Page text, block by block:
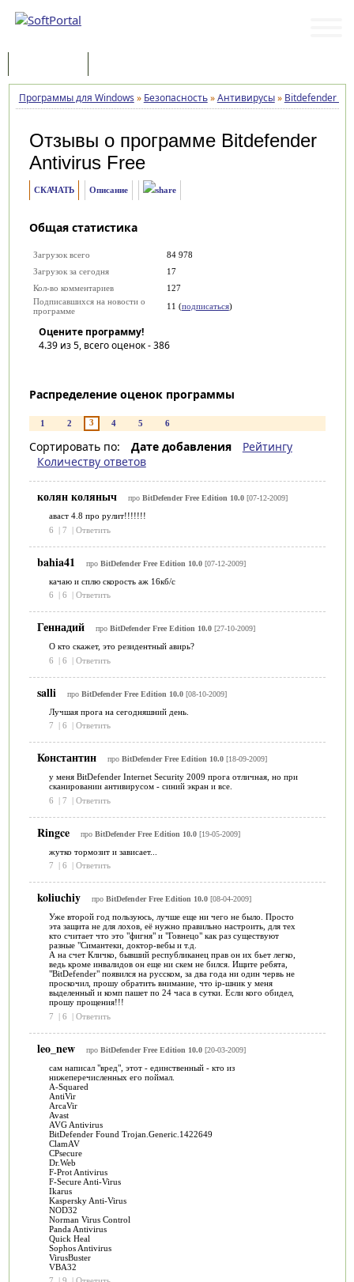
Программы для Windows » Безопасность»Антивирусы» Bitdefender
Отзывы о программе Bitdefender
Antivirus Free
СКАЧАТЬ Описание
Общая статистика
Загрузок всего
84 978
Загрузок за сегодня
17
Кол-во комментариев
127
Подписавшихся на новости о
программе
11 (подписаться)
Оцените программу!
4.39из 5, всего оценок -386
Распределение оценок программы
1 2 3 4 5 6
Сортировать по: Дате добавления
Рейтингу
Количеству ответов
колян коляныч про BitDefender Free Edition 10.0[07-12-2009]
аваст 4.8 про рулит!!!!!!!
6
| 7 | Ответить
bahia41 про BitDefender Free Edition 10.0[07-12-2009]
качаю и сплю скорость аж 16кб/с
6
| 6 | Ответить
Геннадий про BitDefender Free Edition 10.0[27-10-2009]
О кто скажет, это резидентный авирь?
6
| 6 | Ответить
salli про BitDefender Free Edition 10.0[08-10-2009]
Лучшая прога на сегодняшний день.
7
| 6 | Ответить
Константин про BitDefender Free Edition 10.0[18-09-2009]
у меня BitDefender Internet Security 2009 прога отличная, но при
сканировании антивирусом - синий экран и все.
6
| 7 | Ответить
Ringce про BitDefender Free Edition 10.0[19-05-2009]
жутко тормозит и зависает...
7
| 6 | Ответить
koliuchiy про BitDefender Free Edition 10.0[08-04-2009]
Уже второй год пользуюсь, лучше еще ни чего не было. Просто
эта защита не для лохов, её нужно правильно настроить, для тех
кто считает что это "фигня" и "Говнецо" как раз существуют
разные "Симантеки, доктор-вебы и т.д.
А на счет Кличко, бывший республиканец прав он их бьет легко,
ведь кроме инвалидов он еще ни скем не бился. Ищите ребята,
"BitDefender" появился на русском, за два года ни один червь не
проскочил, прошу обратить внимание, что ip-шник у меня
выделенный и комп пашет по 24 часа в сутки. Если кого обидел,
прошу прощения!!!
7
| 6 | Ответить
leo_new про BitDefender Free Edition 10.0[20-03-2009]
сам написал "вред", этот - единственный - кто из
нижеперечисленных его поймал.
A-Squared
AntiVir
ArcaVir
Avast
AVG Antivirus
BitDefender Found Trojan.Generic.1422649
ClamAV
CPsecure
Dr.Web
F-Prot Antivirus
F-Secure Anti-Virus
Ikarus
Kaspersky Anti-Virus
NOD32
Norman Virus Control
Panda Antivirus
Quick Heal
Sophos Antivirus
VirusBuster
VBA32